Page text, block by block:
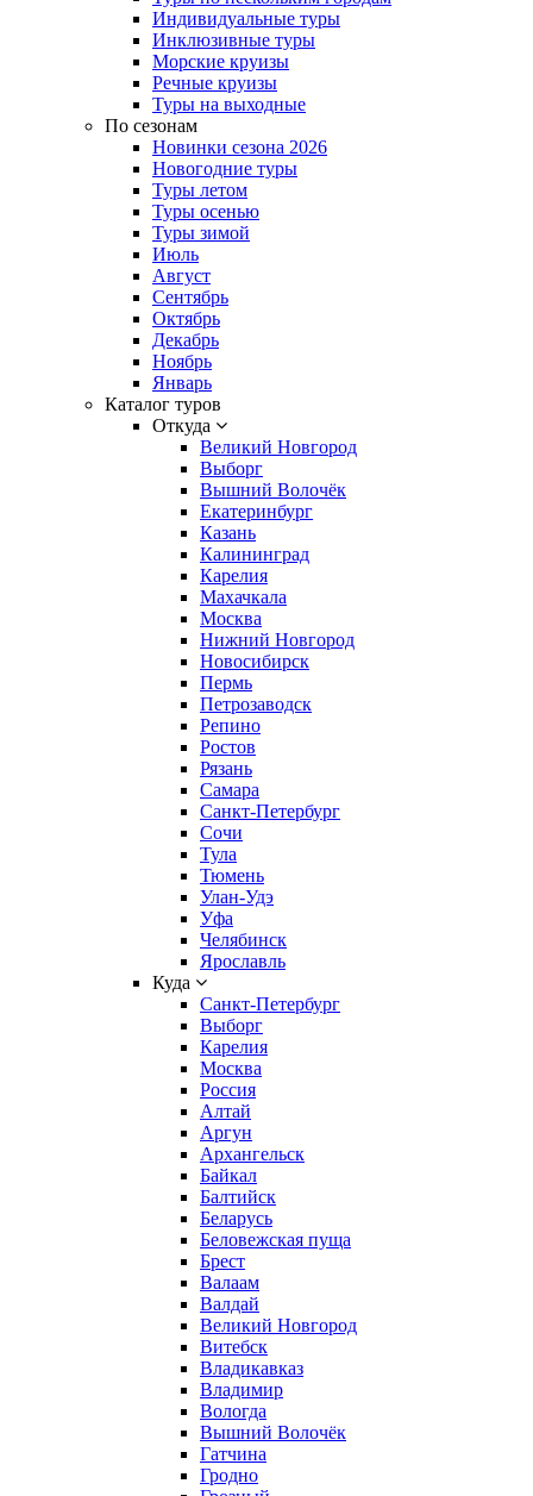
Индивидуальные туры
Инклюзивные туры
Морские круизы
Речные круизы
Туры на выходные
По сезонам
Новинки сезона 2026
Новогодние туры
Туры летом
Туры осенью
Туры зимой
Июль
Август
Сентябрь
Октябрь
Декабрь
Ноябрь
Январь
Каталог туров
Откуда
Великий Новгород
Выборг
Вышний Волочёк
Екатеринбург
Казань
Калининград
Карелия
Махачкала
Москва
Нижний Новгород
Новосибирск
Пермь
Петрозаводск
Репино
Ростов
Рязань
Самара
Санкт-Петербург
Сочи
Тула
Тюмень
Улан-Удэ
Уфа
Челябинск
Ярославль
Куда
Санкт-Петербург
Выборг
Карелия
Москва
Россия
Алтай
Аргун
Архангельск
Байкал
Балтийск
Беларусь
Беловежская пуща
Брест
Валаам
Валдай
Великий Новгород
Витебск
Владикавказ
Владимир
Вологда
Вышний Волочёк
Гатчина
Гродно